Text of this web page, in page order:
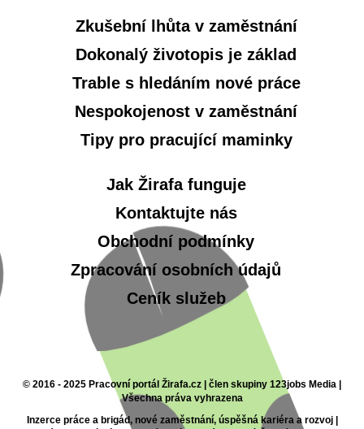
Zkušební lhůta v zaměstnání
Dokonalý životopis je základ
Trable s hledáním nové práce
Nespokojenost v zaměstnání
Tipy pro pracující maminky
Jak Žirafa funguje
Kontaktujte nás
Obchodní podmínky
Zpracování osobních údajů
Ceník služeb
© 2016 - 2025 Pracovní portál Žirafa.cz | člen skupiny 123jobs Media |
Všechna práva vyhrazena
Inzerce práce a brigád, nové zaměstnání, úspěšná kariéra a rozvoj |